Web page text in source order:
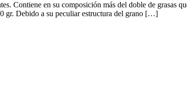
Contiene en su composición más del doble de
gr. Debido a su peculiar estructura del grano […]